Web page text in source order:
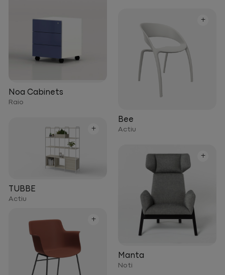
Noa Cabinets
Raio
+
Bee
Actiu
+
TUBBE
Actiu
+
Manta
Noti
+